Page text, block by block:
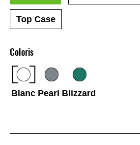
Coloris
Blanc Pearl Blizzard
Top Case